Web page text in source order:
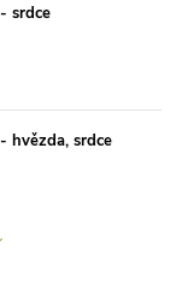
srdce
hvězda, srdce